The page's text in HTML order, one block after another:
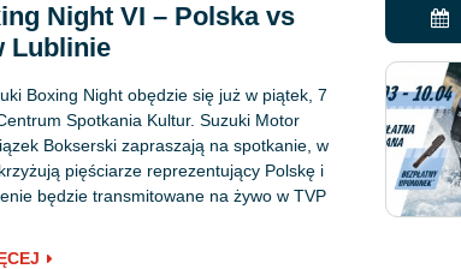
Night VI – Polska vs
Lublinie
Boxing Night obędzie się już w piątek, 7
Spotkania Kultur. Suzuki Motor
Bokserski zapraszają na spotkanie, w
pięściarze reprezentujący Polskę i
będzie transmitowane na żywo w TVP